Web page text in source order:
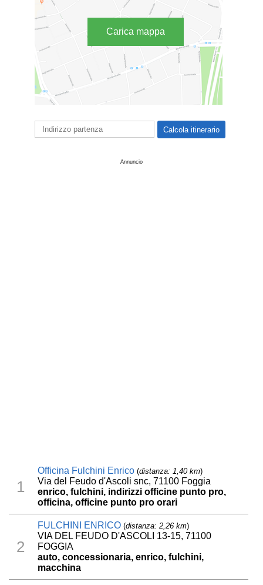
Carica mappa
Annuncio
1
Officina Fulchini Enrico (distanza: 1,40 km)
Via del Feudo d'Ascoli snc, 71100 Foggia
enrico, fulchini, indirizzi officine punto pro,
officina, officine punto pro orari
2
FULCHINI ENRICO (distanza: 2,26 km)
VIA DEL FEUDO D'ASCOLI 13-15, 71100
FOGGIA
auto, concessionaria, enrico, fulchini,
macchina